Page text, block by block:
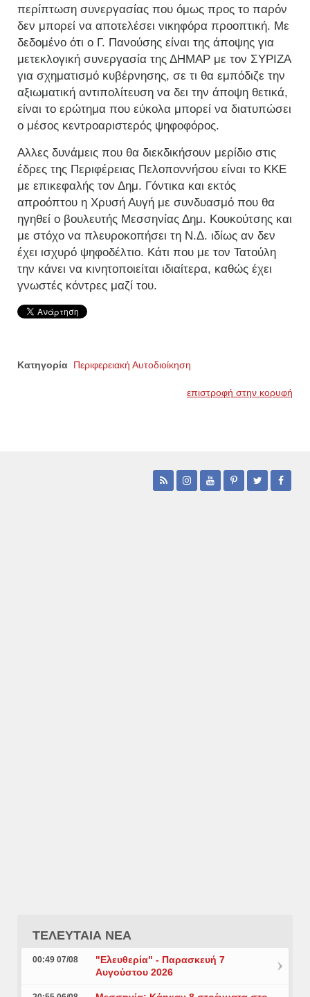
περίπτωση συνεργασίας που όμως προς το παρόν
δεν μπορεί να αποτελέσει νικηφόρα προοπτική. Με
δεδομένο ότι ο Γ. Πανούσης είναι της άποψης για
μετεκλογική συνεργασία της ΔΗΜΑΡ με τον ΣΥΡΙΖΑ
για σχηματισμό κυβέρνησης, σε τι θα εμπόδιζε την
αξιωματική αντιπολίτευση να δει την άποψη θετικά,
είναι το ερώτημα που εύκολα μπορεί να διατυπώσει
ο μέσος κεντροαριστερός ψηφοφόρος.
Αλλες δυνάμεις που θα διεκδικήσουν μερίδιο στις
έδρες της Περιφέρειας Πελοποννήσου είναι το ΚΚΕ
με επικεφαλής τον Δημ. Γόντικα και εκτός
απροόπτου η Χρυσή Αυγή με συνδυασμό που θα
ηγηθεί ο βουλευτής Μεσσηνίας Δημ. Κουκούτσης και
με στόχο να πλευροκοπήσει τη Ν.Δ. ιδίως αν δεν
έχει ισχυρό ψηφοδέλτιο. Κάτι που με τον Τατούλη
την κάνει να κινητοποιείται ιδιαίτερα, καθώς έχει
γνωστές κόντρες μαζί του.
Κατηγορία Περιφερειακή Αυτοδιοίκηση
επιστροφή στην κορυφή
ΤΕΛΕΥΤΑΙΑ ΝΕΑ
00:49 07/08
"Ελευθερία" - Παρασκευή 7
Αυγούστου 2026